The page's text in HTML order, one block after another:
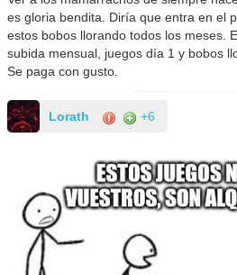
es gloria bendita. Diría que entra en el
estos bobos llorando todos los meses.
subida mensual, juegos día 1 y bobos
Se paga con gusto.
Lorath +6